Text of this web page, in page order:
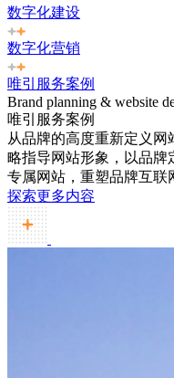
数字化建设
数字化营销
唯引服务案例
Brand planning & website
唯引服务案例
从品牌的高度重新定义
略指导网站形象，以品牌
专属网站，重塑品牌互联
探索更多内容